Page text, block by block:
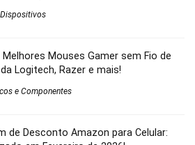
Melhores Mouses Gamer sem Fio de
Logitech, Razer e mais!
e Componentes
de Desconto Amazon para Celular: